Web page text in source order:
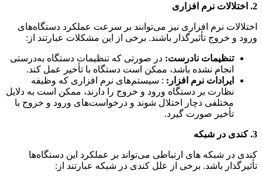
2. اختلالات نرم افزاری
اختلالات نرم‌ افزاری نیز می‌توانند بر سرعت عملکرد دستگاه‌های
ورود و خروج تأثیرگذار باشند. برخی از این مشکلات عبارتند از:
تنظیمات نادرست: در صورتی که تنظیمات دستگاه به‌درستی
انجام نشده باشد، ممکن است دستگاه با تأخیر عمل کند.
ایرادات نرم‌ افزار: : سیستم‌های نرم افزاری که وظیفه
نظارت بر دستگاه‌ ورود و خروج را دارند، ممکن است به دلایل
مختلفی دچار اختلال شوند و درخواست‌های ورود و خروج با
تأخیر صورت گیرد.
3. کندی در شبکه
کندی در شبکه های ارتباطی می‌تواند بر عملکرد این دستگاه‌ها
تأثیرگذار باشد. برخی از علل کندی در شبکه عبارتند از: